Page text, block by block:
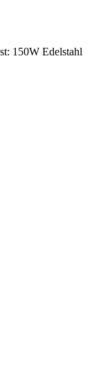
150W Edelstahl